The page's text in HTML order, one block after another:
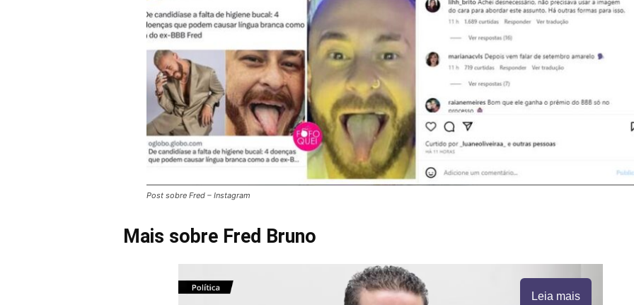
Post sobre Fred – Instagram
Mais sobre Fred Bruno
Leia mais